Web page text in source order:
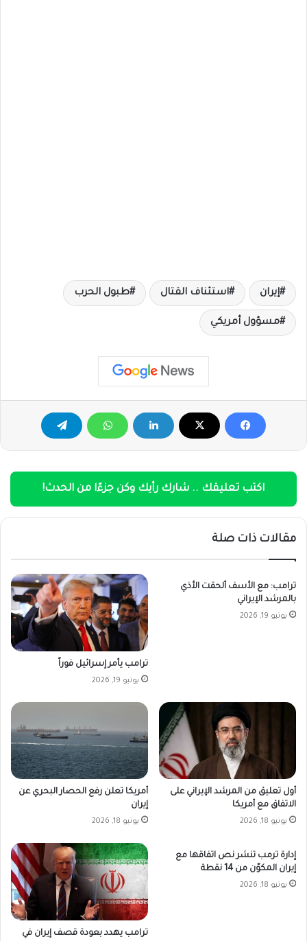
إيران استئناف القتال طبول الحرب
مسؤول أمريكي
اكتب تعليقك .. شارك رأيك وكن جزءًا من الحدث!
مقالات ذات صلة
ترامب: مع الأسف ألحقت الأذي
بالمرشد الإيراني
يونيو 19, 2026
ترامب يأمر إسرائيل فوراً
يونيو 19, 2026
أول تعليق من المرشد الإيراني على
الاتفاق مع أمريكا
يونيو 18, 2026
أمريكا تعلن رفع الحصار البحري عن
إيران
يونيو 18, 2026
إدارة ترمب تنشر نص اتفاقها مع
إيران المكوّن من 14 نقطة
يونيو 18, 2026
ترامب يهدد بعودة قصف إيران في